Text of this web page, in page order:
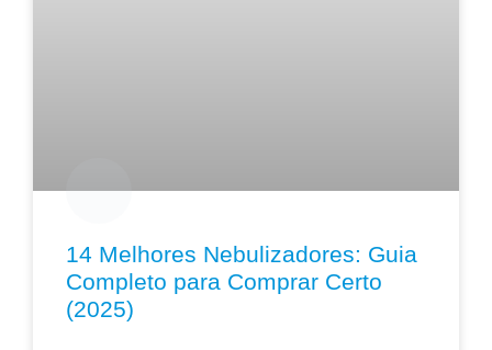
14 Melhores Nebulizadores: Guia
Completo para Comprar Certo
(2025)